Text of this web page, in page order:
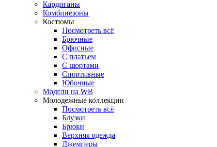
Кардиганы
Комбинезоны
Костюмы
Посмотреть всё
Брючные
Офисные
С платьем
С шортами
Спортивные
Юбочные
Модели на WB
Молодежные коллекции
Посмотреть всё
Блузки
Брюки
Верхняя одежда
Джемперы